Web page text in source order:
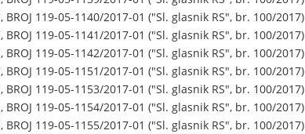
BROJ 119-05-1140/2017-01 ("Sl. glasnik RS", br. 100/2017)
BROJ 119-05-1141/2017-01 ("Sl. glasnik RS", br. 100/2017)
BROJ 119-05-1142/2017-01 ("Sl. glasnik RS", br. 100/2017)
BROJ 119-05-1151/2017-01 ("Sl. glasnik RS", br. 100/2017)
BROJ 119-05-1153/2017-01 ("Sl. glasnik RS", br. 100/2017)
BROJ 119-05-1154/2017-01 ("Sl. glasnik RS", br. 100/2017)
BROJ 119-05-1155/2017-01 ("Sl. glasnik RS", br. 100/2017)